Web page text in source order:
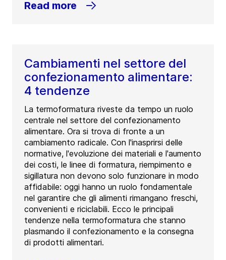
Read more
Cambiamenti nel settore del
confezionamento alimentare:
4 tendenze
La termoformatura riveste da tempo un ruolo
centrale nel settore del confezionamento
alimentare. Ora si trova di fronte a un
cambiamento radicale. Con l'inasprirsi delle
normative, l'evoluzione dei materiali e l'aumento
dei costi, le linee di formatura, riempimento e
sigillatura non devono solo funzionare in modo
affidabile: oggi hanno un ruolo fondamentale
nel garantire che gli alimenti rimangano freschi,
convenienti e riciclabili. Ecco le principali
tendenze nella termoformatura che stanno
plasmando il confezionamento e la consegna
di prodotti alimentari.